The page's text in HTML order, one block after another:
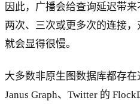
因此，广播会给查询延迟带
两次、三次或更多次的连接
就会显得很慢。
大多数非原生图数据库都存
Janus Graph、Twitter 的